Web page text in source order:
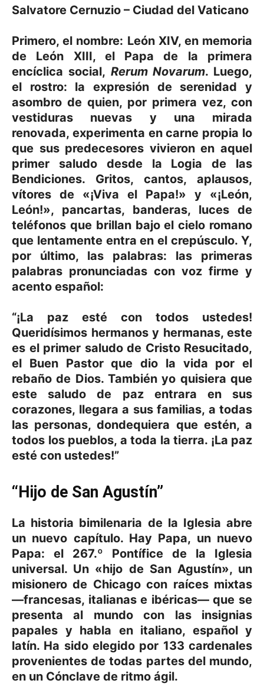
Salvatore Cernuzio – Ciudad del Vaticano
Primero, el nombre: León XIV, en memoria
de León XIII, el Papa de la primera
encíclica social, Rerum Novarum. Luego,
el rostro: la expresión de serenidad y
asombro de quien, por primera vez, con
vestiduras nuevas y una mirada
renovada, experimenta en carne propia lo
que sus predecesores vivieron en aquel
primer saludo desde la Logia de las
Bendiciones. Gritos, cantos, aplausos,
vítores de «¡Viva el Papa!» y «¡León,
León!», pancartas, banderas, luces de
teléfonos que brillan bajo el cielo romano
que lentamente entra en el crepúsculo. Y,
por último, las palabras: las primeras
palabras pronunciadas con voz firme y
acento español:
“¡La paz esté con todos ustedes!
Queridísimos hermanos y hermanas, este
es el primer saludo de Cristo Resucitado,
el Buen Pastor que dio la vida por el
rebaño de Dios. También yo quisiera que
este saludo de paz entrara en sus
corazones, llegara a sus familias, a todas
las personas, dondequiera que estén, a
todos los pueblos, a toda la tierra. ¡La paz
esté con ustedes!”
“Hijo de San Agustín”
La historia bimilenaria de la Iglesia abre
un nuevo capítulo. Hay Papa, un nuevo
Papa: el 267.º Pontífice de la Iglesia
universal. Un «hijo de San Agustín», un
misionero de Chicago con raíces mixtas
—francesas, italianas e ibéricas— que se
presenta al mundo con las insignias
papales y habla en italiano, español y
latín. Ha sido elegido por 133 cardenales
provenientes de todas partes del mundo,
en un Cónclave de ritmo ágil.